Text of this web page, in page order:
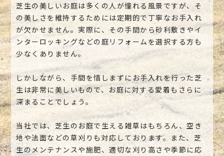
芝生の美しいお庭は多くの人が憧れる風景ですが、そ
の美しさを維持するためには定期的で丁寧なお手入れ
が欠かせません。実際に、その手間から砂利敷きやイ
ンターロッキングなどの庭リフォームを選択する方も
少なくありません。
しかしながら、手間を惜しまずにお手入れを行った芝
生は非常に美しいもので、お庭に対する愛着もさらに
深まることでしょう。
当社では、芝生のお庭で生える雑草はもちろん、空き
地や法面などの草刈りも対応しております。また、芝
生のメンテナンスや施肥、適切な刈り高さや季節に応